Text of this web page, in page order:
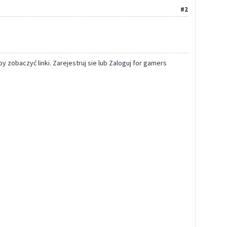
#2
zobaczyć linki. Zarejestruj sie lub Zaloguj for gamers